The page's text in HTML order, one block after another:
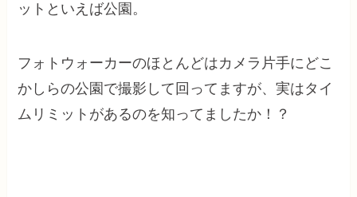
ットといえば公園。
フォトウォーカーのほとんどはカメラ片手にどこ
かしらの公園で撮影して回ってますが、実はタイ
ムリミットがあるのを知ってましたか！？